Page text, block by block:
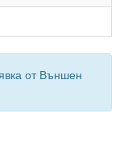
от Външен